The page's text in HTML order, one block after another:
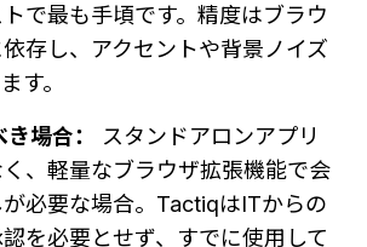
で最も手頃です。精度はブラウ
存し、アクセントや背景ノイズ
す。
場合：
スタンドアロンアプリ
、軽量なブラウザ拡張機能で会
必要な場合。TactiqはITからの
を必要とせず、すでに使用して